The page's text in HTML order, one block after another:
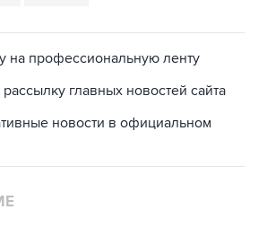
на профессиональную ленту
главных новостей сайта
новости в официальном